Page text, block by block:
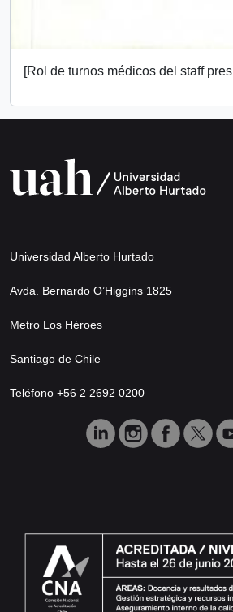
[Rol de turnos médicos del staff
Universidad Alberto Hurtado
Avda. Bernardo O’Higgins 1825
Metro Los Héroes
Santiago de Chile
Teléfono +56 2 2692 0200